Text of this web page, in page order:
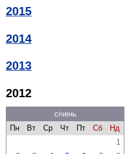
2015
2014
2013
2012
січень
Пн
Вт Ср Чт Пт Сб
Нд
1